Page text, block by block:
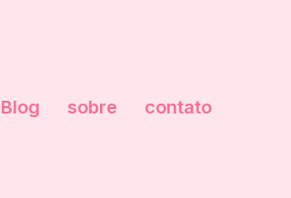
Blog sobre contato